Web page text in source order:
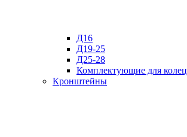
Д16
Д19-25
Д25-28
Комплектующие для колец
Кронштейны